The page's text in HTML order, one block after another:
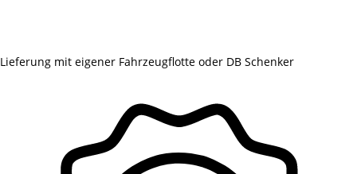
Lieferung mit eigener Fahrzeugflotte oder DB Schenker